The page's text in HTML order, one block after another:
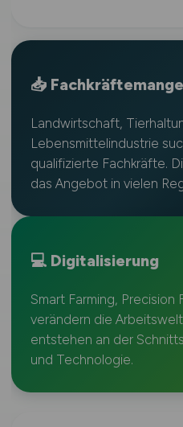
📥
Landwirtschaft,
Lebensmittelindustrie
qualifizierte Fachkräfte.
das Angebot in vielen
💻 Digitalisierung
Smart Farming, Precision
verändern die
entstehen an der
und Technologie.